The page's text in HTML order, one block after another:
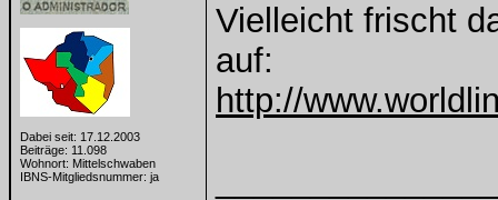
Dabei seit: 17.12.2003
Beiträge: 11.098
Wohnort: Mittelschwaben
IBNS-Mitgliedsnummer: ja
Vielleicht frischt
auf:
http://